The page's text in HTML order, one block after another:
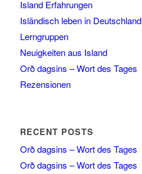
Island Erfahrungen
Isländisch leben in Deutschland
Lerngruppen
Neuigkeiten aus Island
Orð dagsins – Wort des Tages
Rezensionen
RECENT POSTS
Orð dagsins – Wort des Tages
Orð dagsins – Wort des Tages